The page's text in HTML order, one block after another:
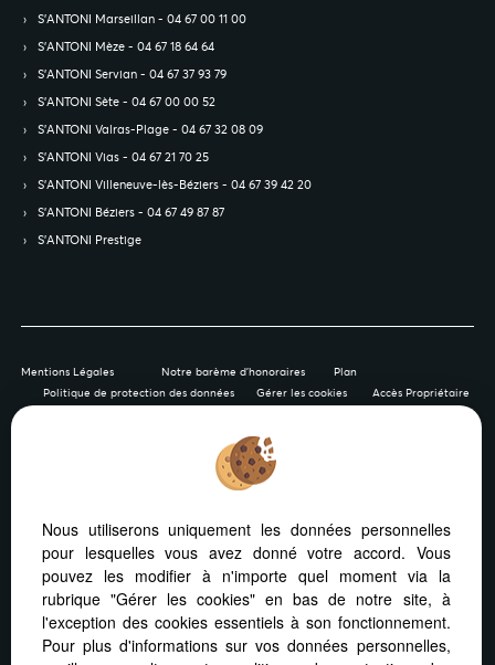
S’ANTONI Marseillan - 04 67 00 11 00
S’ANTONI Mèze - 04 67 18 64 64
S’ANTONI Servian - 04 67 37 93 79
S’ANTONI Sète - 04 67 00 00 52
S’ANTONI Valras-Plage - 04 67 32 08 09
S’ANTONI Vias - 04 67 21 70 25
S’ANTONI Villeneuve-lès-Béziers - 04 67 39 42 20
S’ANTONI Béziers - 04 67 49 87 87
S’ANTONI Prestige
Mentions Légales Notre barème d'honoraires
Plan
Politique de protection des données
Gérer les cookies Accès Propriétaire
Afin de vous offrir un confort de lecture permanent, depuis
votre PC, votre tablette ou votre smartphone, notre site
s’adapte automatiquement aux différents types d'écrans
Nous utiliserons uniquement les données personnelles
pour lesquelles vous avez donné votre accord. Vous
pouvez les modifier à n'importe quel moment via la
rubrique "Gérer les cookies" en bas de notre site, à
l'exception des cookies essentiels à son fonctionnement.
Pour plus d'informations sur vos données personnelles,